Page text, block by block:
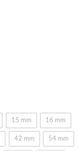
15 mm 16 mm
42 mm 54 mm